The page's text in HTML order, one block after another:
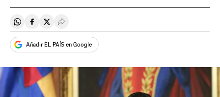
Compartir en Whatsapp
Compartir en Facebook
Compartir en Twitter
Desplegar Redes Sociales
Añadir EL PAÍS en Google